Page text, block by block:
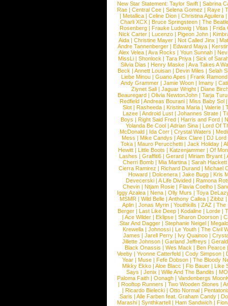
New Star Statement: Taylor Swift | Sabrina
Rae |Central Cee |Selena Gomez |Raye |
| Metallica | Celine Dion | Christina Aguilera |
Charli XCX |Bruce Springsteen |The
Rosenberg | Frauke Ludowig | Vitas | Frida
Nick Carter | Lucenzo | Pigeon John |
Aida |Christine Mayer |Not Called Jinx |
Andre Tannenberger | Edward Maya |
Alex Velea | Ava Rocks | Youn Sunnah |
MissLi | Shonlock | Tara Priya | Sick of
Silvia Dias |Henry Maske |Ava Takes A
Beck |Annett Louisan |Devin Miles |Selah
Liebe Minou |Guano Apes |Frank Ramond
Andy Grammer |Jamie Woon | Imany |
Ziynet Sali |Jaguar Wright |Diane
Beauregard |Olivia NewtonJohn |Tarja
Redfield | Andreas Bourani | Miss Baby Sol
Slot | Rasheeda | Kristina Maria | Valerie |
Lazee | Android Lust | Johannes Strate |
Boys | Right Said Fred | Harris and Ford |
Yolanda Be Cool |Adrian Sina |Lord Of
McDonald | Ida Corr |Crystal Waters |
Mess | Mike Candys | Alex Clare | DJ Lord
Toka | Mauro Perucchetti | Jack Holiday |
Hewitt |Little Boots |Katzenjammer |Of
Lashes |Graffiti6 |Gerard |Miriam Bryant |
Cherri Bomb | Mia Martina | Sarah Hackett
Cierra Ramirez | Richard Durand | Michael
Howard |Dolcenera |Jake Bugg |Kris
Devecerski |A Life Divided |Ramona
Chevin |Ntjam Rosie |Flavia Coelho |
Iggy Azalea | Nena | Olly Murs | Toya
MSMR |Wild Belle |Anthony Callea |Zibbz
Aplin | Jonas Myrin | Youthkills | ZAZ | The
Berger |Last Like Deep |Kodaline |Lorde |
|Ace Wilder |Eklipse |Sharon Doorson |
Star And Dagger | Stephanie Neigel |
Krewella | Johnossi | Le Youth | The Civil
James | Jarell Perry | Ivy Quainoo |
Jillette Johnson | Garland Jeffreys |
Black Onassis | Wes Mack | Ben Pearce
Veeby | Yvonne Catterfeld | Cody Simpson |
Year |Muse |Fefe Dobson |The Bloody
Mikky Ekko | Aloe Blacc | Flo Bauer | Like
Says | Jenix | Wille And The Bandits | MO
Paloma Faith |Oonagh |Vandenbergs
|Rooftop Runners |Two Wooden Stones |
| Ricardo Bielecki | Otto Normal |
Saris | Alle Farben feat. Graham Candy |
Marashi | Synthkartell | Ham Sandwich |